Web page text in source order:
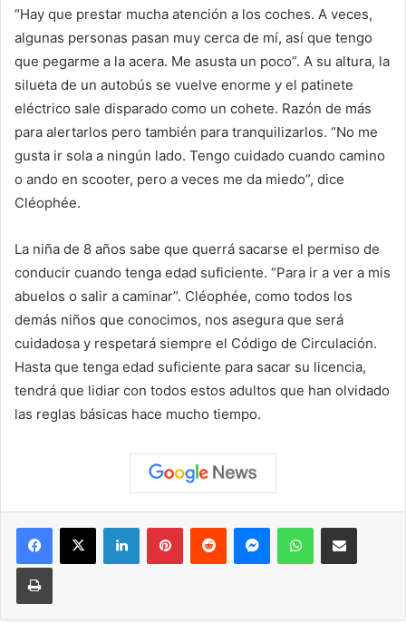
“Hay que prestar mucha atención a los coches. A veces,
algunas personas pasan muy cerca de mí, así que tengo
que pegarme a la acera. Me asusta un poco”. A su altura, la
silueta de un autobús se vuelve enorme y el patinete
eléctrico sale disparado como un cohete. Razón de más
para alertarlos pero también para tranquilizarlos. “No me
gusta ir sola a ningún lado. Tengo cuidado cuando camino
o ando en scooter, pero a veces me da miedo”, dice
Cléophée.
La niña de 8 años sabe que querrá sacarse el permiso de
conducir cuando tenga edad suficiente. “Para ir a ver a mis
abuelos o salir a caminar”. Cléophée, como todos los
demás niños que conocimos, nos asegura que será
cuidadosa y respetará siempre el Código de Circulación.
Hasta que tenga edad suficiente para sacar su licencia,
tendrá que lidiar con todos estos adultos que han olvidado
las reglas básicas hace mucho tiempo.
Facebook
X LinkedInPinterestReddit MessengerWhatsAppCompartir vía correo
Imprimir